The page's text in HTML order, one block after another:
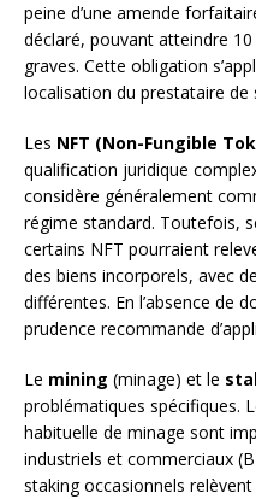
peine d’une amende
déclaré, pouvant atteindre
graves. Cette obligation
localisation du prestataire de
Les NFT (Non-Fungible
qualification juridique
considère généralement
régime standard. Toutefois,
certains NFT pourraient
des biens incorporels, avec
différentes. En l’absence de
prudence recommande
Le mining (minage) et le
problématiques spécifiques.
habituelle de minage sont
industriels et commerciaux
staking occasionnels